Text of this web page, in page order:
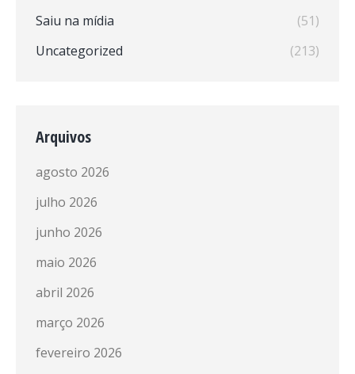
Saiu na mídia
(51)
Uncategorized
(213)
Arquivos
agosto 2026
julho 2026
junho 2026
maio 2026
abril 2026
março 2026
fevereiro 2026